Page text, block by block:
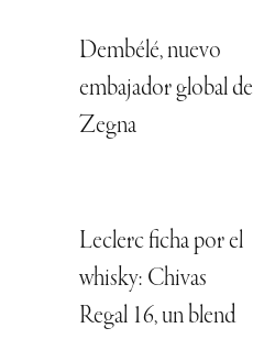
Dembélé, nuevo
embajador global de
Zegna
Leclerc ficha por el
whisky: Chivas
Regal 16, un blend